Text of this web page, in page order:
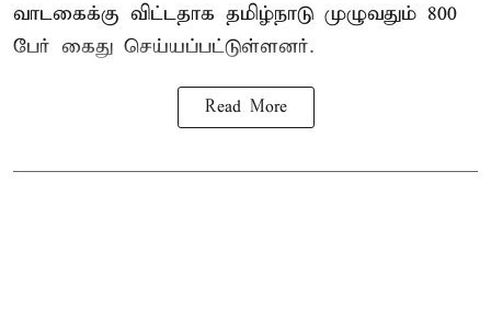
வாடகைக்கு விட்டதாக தமிழ்நாடு முழுவதும் 800
பேர் கைது செய்யப்பட்டுள்ளனர்.
Read More